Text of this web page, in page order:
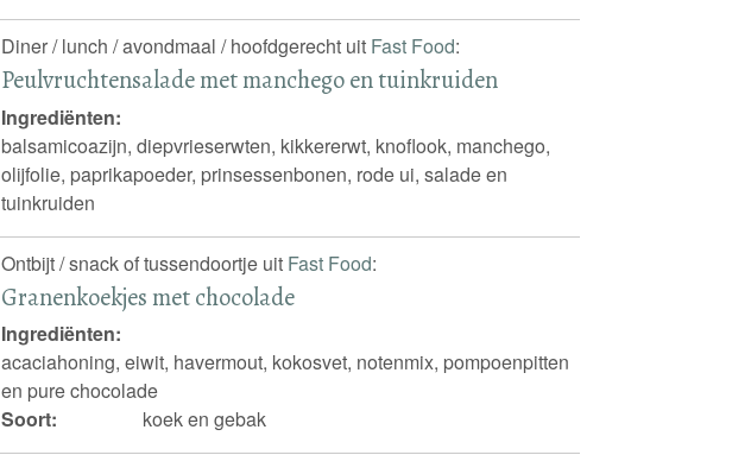
Diner / lunch / avondmaal / hoofdgerecht uit Fast Food:
Peulvruchtensalade met manchego en tuinkruiden
Ingrediënten:
balsamicoazijn, diepvrieserwten, kikkererwt, knoflook, manchego,
olijfolie, paprikapoeder, prinsessenbonen, rode ui, salade en
tuinkruiden
Ontbijt / snack of tussendoortje uit Fast Food:
Granenkoekjes met chocolade
Ingrediënten:
acaciahoning, eiwit, havermout, kokosvet, notenmix, pompoenpitten
en pure chocolade
Soort:
koek en gebak